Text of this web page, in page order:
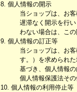
8. 個人情報の開示
当ショップは、お
遅滞なく開示を行
わない場合は、この
9. 個人情報の訂正等
当ショップは、お
す。）を求められ
基づき、個人情報
個人情報保護法そ
10. 個人情報の利用停止等